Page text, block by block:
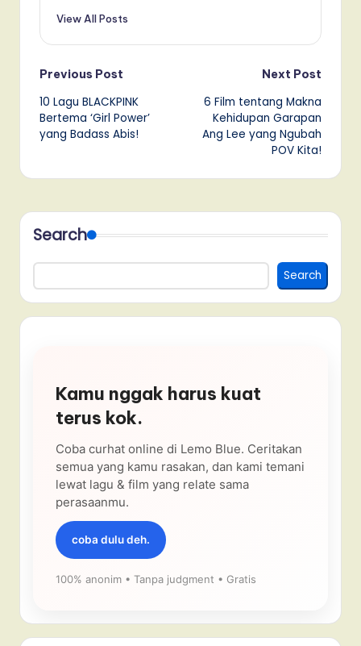
View All Posts
Post
navigation
Previous Post
10 Lagu BLACKPINK
Bertema ‘Girl Power’
yang Badass Abis!
Next Post
6 Film tentang Makna
Kehidupan Garapan
Ang Lee yang Ngubah
POV Kita!
Search
Search
Kamu nggak harus kuat
terus kok.
Coba curhat online di Lemo Blue. Ceritakan
semua yang kamu rasakan, dan kami temani
lewat lagu & film yang relate sama
perasaanmu.
coba dulu deh.
100% anonim • Tanpa judgment • Gratis